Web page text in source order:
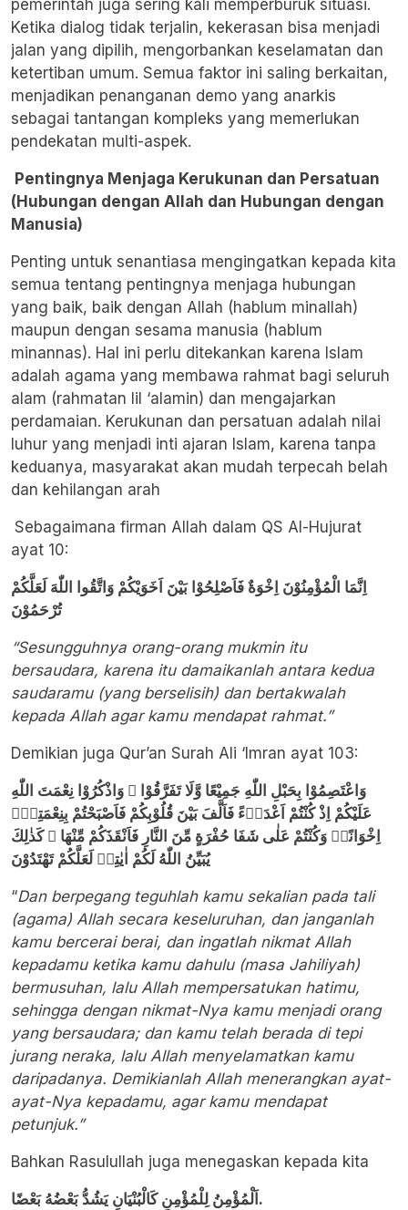
pemerintah juga sering kali memperburuk situasi.
Ketika dialog tidak terjalin, kekerasan bisa menjadi
jalan yang dipilih, mengorbankan keselamatan dan
ketertiban umum. Semua faktor ini saling berkaitan,
menjadikan penanganan demo yang anarkis
sebagai tantangan kompleks yang memerlukan
pendekatan multi-aspek.
Pentingnya Menjaga Kerukunan dan Persatuan
(Hubungan dengan Allah dan Hubungan dengan
Manusia)
Penting untuk senantiasa mengingatkan kepada kita
semua tentang pentingnya menjaga hubungan
yang baik, baik dengan Allah (hablum minallah)
maupun dengan sesama manusia (hablum
minannas). Hal ini perlu ditekankan karena Islam
adalah agama yang membawa rahmat bagi seluruh
alam (rahmatan lil ‘alamin) dan mengajarkan
perdamaian. Kerukunan dan persatuan adalah nilai
luhur yang menjadi inti ajaran Islam, karena tanpa
keduanya, masyarakat akan mudah terpecah belah
dan kehilangan arah
Sebagaimana firman Allah dalam QS Al-Hujurat
ayat 10:
اِنَّمَا الْمُؤْمِنُوْنَ اِخْوَةٌ فَاَصْلِحُوْا بَيْنَ اَخَوَيْكُمْ وَاتَّقُوا اللّٰهَ لَعَلَّكُمْ
تُرْحَمُوْنَ
“Sesungguhnya orang-orang mukmin itu
bersaudara, karena itu damaikanlah antara kedua
saudaramu (yang berselisih) dan bertakwalah
kepada Allah agar kamu mendapat rahmat.”
Demikian juga Qur’an Surah Ali ‘Imran ayat 103:
وَاعْتَصِمُوْا بِحَبْلِ اللّٰهِ جَمِيْعًا وَّلَا تَفَرَّقُوْا ۖ وَاذْكُرُوْا نِعْمَتَ اللّٰهِ
عَلَيْكُمْ اِذْ كُنْتُمْ اَعْدَاۤءً فَاَلَّفَ بَيْنَ قُلُوْبِكُمْ فَاَصْبَحْتُمْ بِنِعْمَتِهٖٓ
اِخْوَانًاۚ وَكُنْتُمْ عَلٰى شَفَا حُفْرَةٍ مِّنَ النَّارِ فَاَنْقَذَكُمْ مِّنْهَا ۗ كَذٰلِكَ
يُبَيِّنُ اللّٰهُ لَكُمْ اٰيٰتِهٖ لَعَلَّكُمْ تَهْتَدُوْنَ
“Dan berpegang teguhlah kamu sekalian pada tali
(agama) Allah secara keseluruhan, dan janganlah
kamu bercerai berai, dan ingatlah nikmat Allah
kepadamu ketika kamu dahulu (masa Jahiliyah)
bermusuhan, lalu Allah mempersatukan hatimu,
sehingga dengan nikmat-Nya kamu menjadi orang
yang bersaudara; dan kamu telah berada di tepi
jurang neraka, lalu Allah menyelamatkan kamu
daripadanya. Demikianlah Allah menerangkan ayat-
ayat-Nya kepadamu, agar kamu mendapat
petunjuk.”
Bahkan Rasulullah juga menegaskan kepada kita
اَلْمُؤْمِنُ لِلْمُؤْمِنِ كَالْبُنْيَانِ يَشُدُّ بَعْضُهُ بَعْضًا.